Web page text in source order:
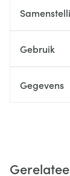
Gebruik
Gegevens